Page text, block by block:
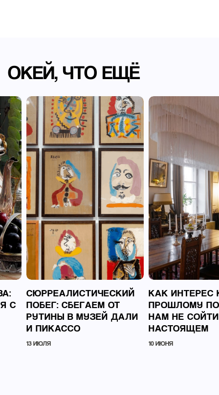
ОКЕЙ, ЧТО ЕЩЁ
С
СЮРРЕАЛИСТИЧЕСКИЙ
ПОБЕГ: СБЕГАЕМ ОТ
РУТИНЫ В МУЗЕЙ ДАЛИ
И ПИКАССО
13 ИЮЛЯ
КАК ИНТЕРЕС
ПРОШЛОМУ
НАМ НЕ
НАСТОЯЩЕМ
10 ИЮНЯ